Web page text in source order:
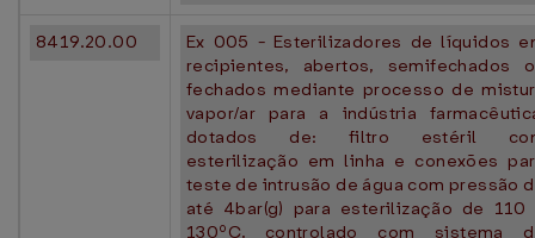
8419.20.00
Ex 005 - Esterilizadores de líquidos
recipientes, abertos, semifechados
fechados mediante processo de
vapor/ar para a indústria
dotados de: filtro estéril
esterilização em linha e conexões
teste de intrusão de água com pressão
até 4bar(g) para esterilização de 110
130ºC, controlado com sistema